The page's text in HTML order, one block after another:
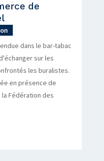
de
dans le bar-tabac
sur les
les buralistes.
en présence de
Fédération des